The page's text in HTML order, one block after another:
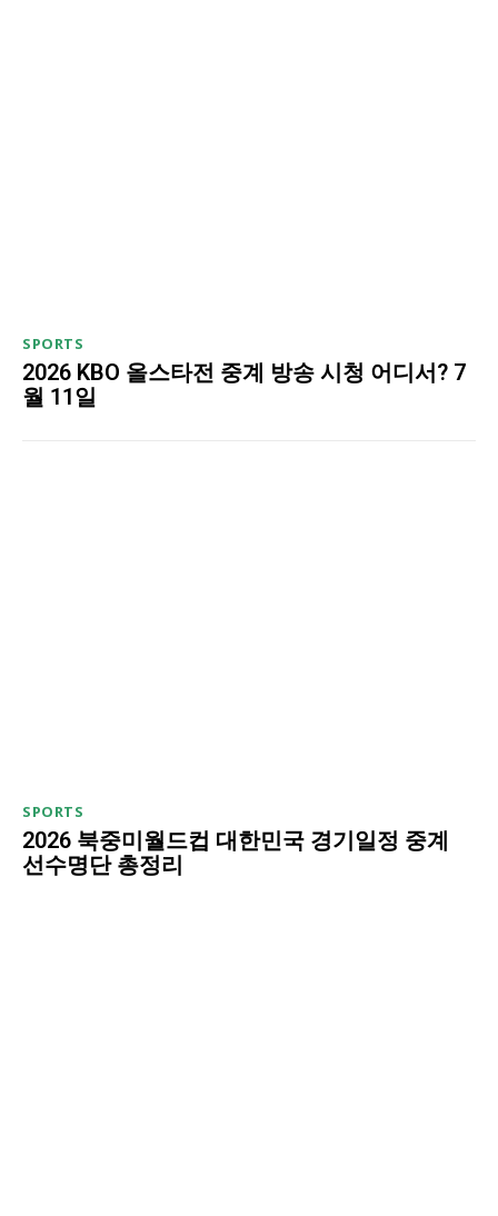
SPORTS
2026 KBO 올스타전 중계 방송 시청 어디서? 7
월 11일
SPORTS
2026 북중미월드컵 대한민국 경기일정 중계
선수명단 총정리